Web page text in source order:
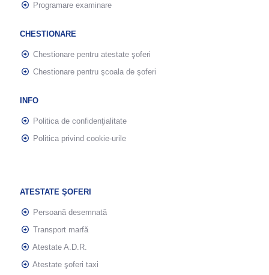
Programare examinare
CHESTIONARE
Chestionare pentru atestate şoferi
Chestionare pentru şcoala de şoferi
INFO
Politica de confidenţialitate
Politica privind cookie-urile
ATESTATE ŞOFERI
Persoană desemnată
Transport marfă
Atestate A.D.R.
Atestate şoferi taxi